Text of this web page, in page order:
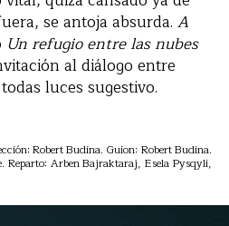
se antoja absurda. A
Un refugio entre las nubes
al diálogo entre
luces sugestivo.
Robert Budina. Guion: Robert Budina.
Arben Bajraktaraj, Esela Pysqyli,